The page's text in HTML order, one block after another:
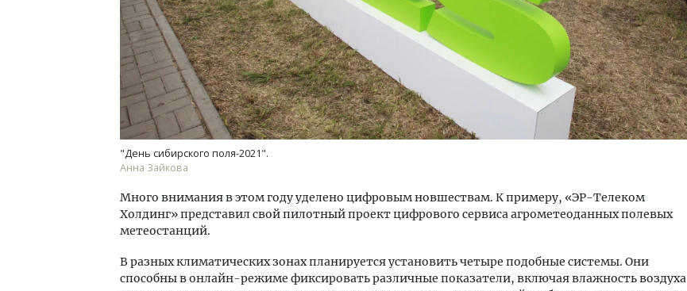
"День сибирского поля-2021".
Анна Зайкова
Много внимания в этом году уделено цифровым новшествам. К примеру, «ЭР-Телеком
Холдинг» представил свой пилотный проект цифрового сервиса агрометеоданных полевых
метеостанций.
В разных климатических зонах планируется установить четыре подобные системы. Они
способны в онлайн-режиме фиксировать различные показатели, включая влажность воздуха